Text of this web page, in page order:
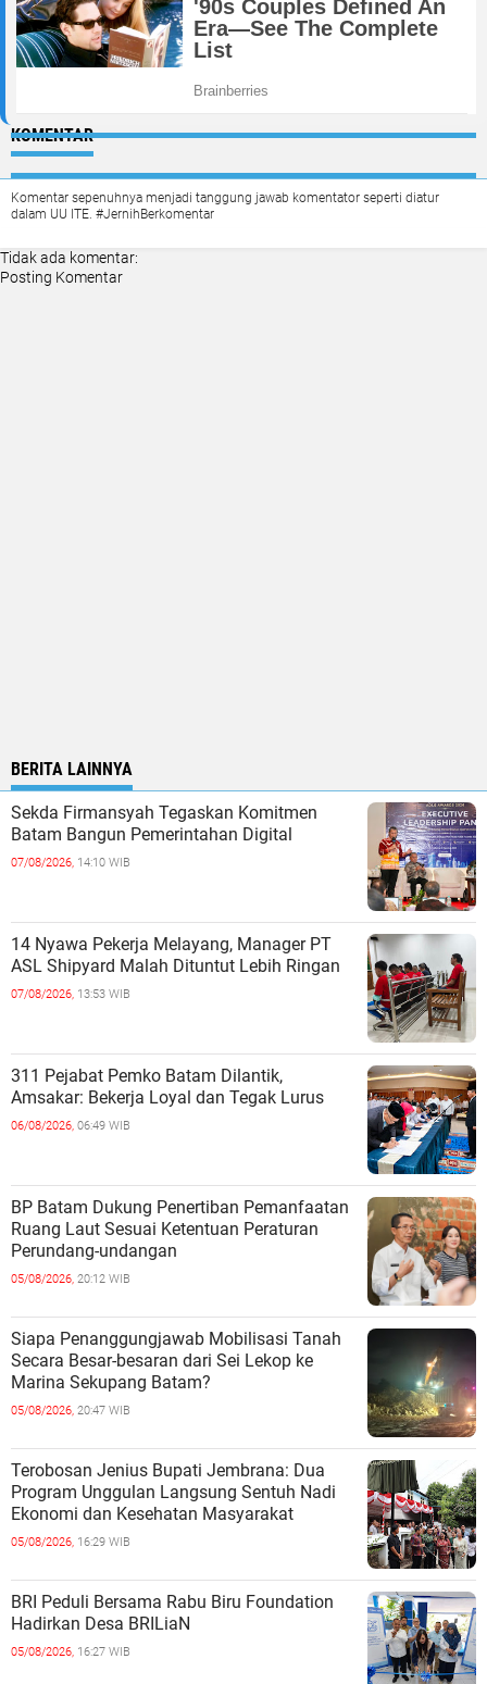
KOMENTAR
Komentar sepenuhnya menjadi tanggung jawab komentator seperti diatur
dalam UU ITE. #JernihBerkomentar
Tidak ada komentar:
Posting Komentar
BERITA LAINNYA
Sekda Firmansyah Tegaskan Komitmen
Batam Bangun Pemerintahan Digital
07/08/2026, 14:10 WIB
14 Nyawa Pekerja Melayang, Manager PT
ASL Shipyard Malah Dituntut Lebih Ringan
07/08/2026, 13:53 WIB
311 Pejabat Pemko Batam Dilantik,
Amsakar: Bekerja Loyal dan Tegak Lurus
06/08/2026, 06:49 WIB
BP Batam Dukung Penertiban Pemanfaatan
Ruang Laut Sesuai Ketentuan Peraturan
Perundang-undangan
05/08/2026, 20:12 WIB
Siapa Penanggungjawab Mobilisasi Tanah
Secara Besar-besaran dari Sei Lekop ke
Marina Sekupang Batam?
05/08/2026, 20:47 WIB
Terobosan Jenius Bupati Jembrana: Dua
Program Unggulan Langsung Sentuh Nadi
Ekonomi dan Kesehatan Masyarakat
05/08/2026, 16:29 WIB
BRI Peduli Bersama Rabu Biru Foundation
Hadirkan Desa BRILiaN
05/08/2026, 16:27 WIB